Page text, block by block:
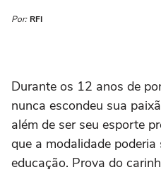
Por: RFI
Durante os 12 anos de
nunca escondeu sua
além de ser seu esporte
que a modalidade
educação. Prova do